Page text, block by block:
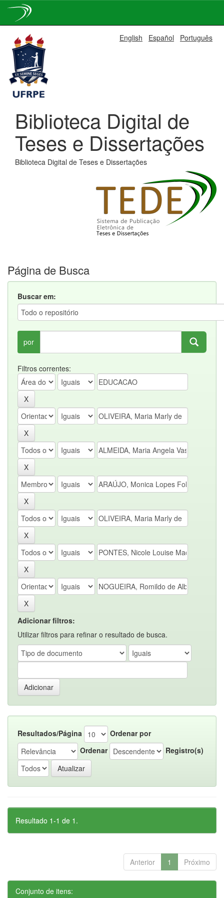
navigation
English Español Português
Biblioteca Digital de
Teses e Dissertações
Biblioteca Digital de Teses e Dissertações
Página de Busca
Buscar em:
por
Filtros correntes:
Adicionar filtros:
Utilizar filtros para refinar o resultado de busca.
Resultados/Página
Ordenar por
Ordenar
Registro(s)
Resultado 1-1 de 1.
Anterior 1 Próximo
Conjunto de itens: